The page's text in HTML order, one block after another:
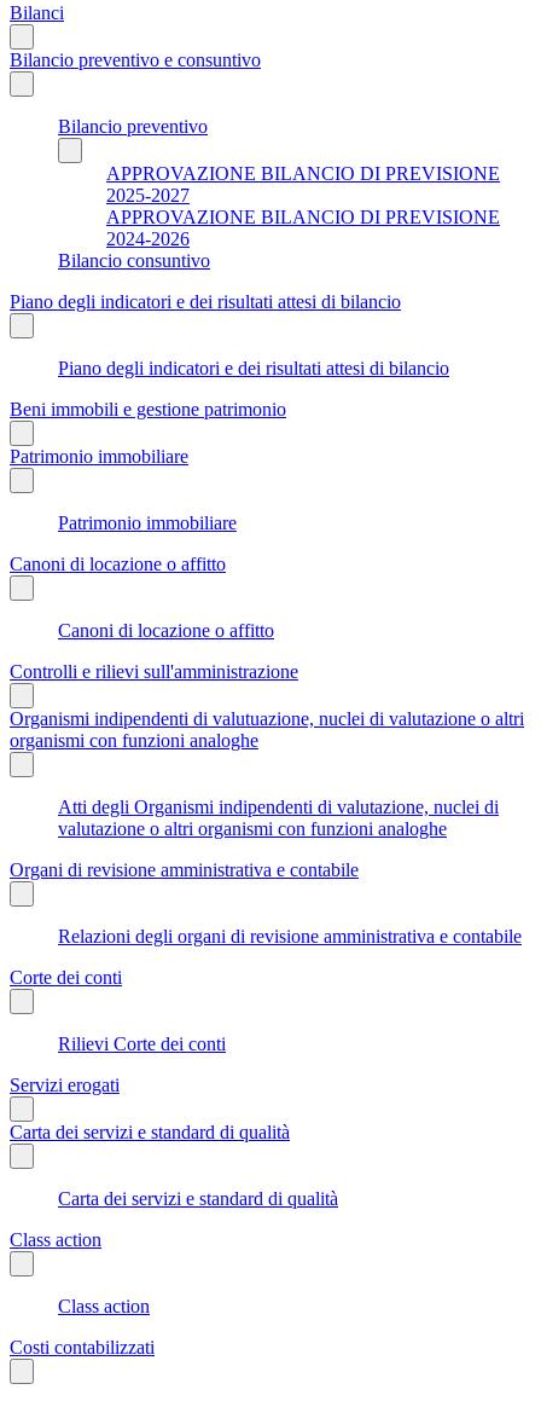
Bilanci
Bilancio preventivo e consuntivo
Bilancio preventivo
APPROVAZIONE BILANCIO DI PREVISIONE
2025-2027
APPROVAZIONE BILANCIO DI PREVISIONE
2024-2026
Bilancio consuntivo
Piano degli indicatori e dei risultati attesi di bilancio
Piano degli indicatori e dei risultati attesi di bilancio
Beni immobili e gestione patrimonio
Patrimonio immobiliare
Patrimonio immobiliare
Canoni di locazione o affitto
Canoni di locazione o affitto
Controlli e rilievi sull'amministrazione
Organismi indipendenti di valutuazione, nuclei di valutazione o altri
organismi con funzioni analoghe
Atti degli Organismi indipendenti di valutazione, nuclei di
valutazione o altri organismi con funzioni analoghe
Organi di revisione amministrativa e contabile
Relazioni degli organi di revisione amministrativa e contabile
Corte dei conti
Rilievi Corte dei conti
Servizi erogati
Carta dei servizi e standard di qualità
Carta dei servizi e standard di qualità
Class action
Class action
Costi contabilizzati